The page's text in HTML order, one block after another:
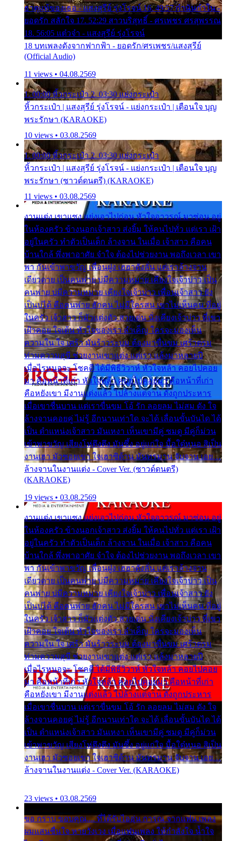
ธาตุแท้ของเธอ - แสงสุรีย์ รุ่งโรจน์ 16. 49:57 กำนันกำใน -
ยอดรัก สลักใจ 17. 52:29 สาวบริสุทธิ์ - ศรเพชร ศรสุพรรณ
18. 56:05 แต๋วจ๋า - แสงสุรีย์ รุ่งโรจน์
18 บทเพลงดังจากฟากฟ้า - ยอดรัก/ศรเพชร/แสงสุรีย์
(Official Audio)
11 views • 04.08.2569
1. 00:00 หิ้วกระเป๋า 2. 03:30 แย่งกระเป๋า
หิ้วกระเป๋า | แสงสุรีย์ รุ่งโรจน์ - แย่งกระเป๋า | เตือนใจ บุญ
พระรักษา (KARAOKE)
10 views • 03.08.2569
1. 00:00 หิ้วกระเป๋า 2. 03:30 แย่งกระเป๋า
หิ้วกระเป๋า | แสงสุรีย์ รุ่งโรจน์ - แย่งกระเป๋า | เตือนใจ บุญ
พระรักษา (ซาวด์ดนตรี) (KARAOKE)
11 views • 03.08.2569
งานแต่ง เขาแซง แย่งเอาไปก่อน หัวใจอาวรณ์ มาซ่อน อยู่
ในห้องครัว ข้างนอกเจ้าสาว ส่งยิ้ม ให้คนไปทั่ว แต่เรา เฝ้า
อยู่ในครัว ทำตัวเป็นเด็ก ล้างจาน ในเมื่อ เจ้าสาว คือคน
บ้านใกล้ พึ่งพาอาศัย จำใจ ต้องไปช่วยงาน พอถึงเวลา เขา
พา กันเข้าพาขวัญ เพื่อนฝูง เฮฮาดังลั่น แต่เราล้างจาน
เดียวดาย เป็นคนพ่าย บ่มีความหมาย เคียงใจเจ้าบ่าว เป็น
คนพ่าย บ่มีความหมาย เคียงใจเจ้าบ่าว เพื่อนเจ้าสาว ยัง
เป็นบ่ได้ คือคนพ่าย ฮักคน ไม่มีใครสน เขาไม่เห็นคน ที่อยู่
ในครัว เจ้าสาว ก็มัวแต่งตัว สวยเด่น นั่งเคียงเจ้าบ่าว ที่เขา
เฝ้าคอย ใจเต้น หัวใจของเรา ลำเค็ญ ใครจะมองเห็น
ความใน ใจ เศร้า มันร้าวระบม ต้องมาขื่นขม เศร้าตรม
ท่ามความสุขี ช่วยงานเขาแต่ง แต่เรา แล้งมาหลายปี
เมื่อไรหนอจะ โชคดี ได้มีพิธีวิวาห์ หัวใจหล้า คอยไปคอย
มา คือหน้าที่เก่า หัวใจหล้า คอยไปคอยมา คือหน้าที่เก่า
คือหยังเขา มีงานแต่งแล้ว ไปล้างแต่จาน ดั่งถูกประหาร
เมื่อเขาชื่นบาน แต่เราขื่นขม โอ้ รัก ลอยลม ไม่สม ดัง ใจ
ล้างจานคอยคู่ ไม่รู้ อีกนานเท่าใด จะได้ เลื่อนขั้นบันได ได้
เป็น ตำแหน่งเจ้าสาว มันเหงา เห็นเขามีคู่ ซมดู มีคู่ก็ม่วน
เข้าพาขวัญ เสียงโห่ตึงตึง มันซึ้ง อยู่แก่ใจ มื้อใด๋หนอ สิเป็น
งานเฮา มัวซอยเขา ใจเฮาซิด้าน มันทรมาน จับจาน เอย…
ล้างจานในงานแต่ง - Cover Ver. (ซาวด์ดนตรี)
(KARAOKE)
19 views • 03.08.2569
งานแต่ง เขาแซง แย่งเอาไปก่อน หัวใจอาวรณ์ มาซ่อน อยู่
ในห้องครัว ข้างนอกเจ้าสาว ส่งยิ้ม ให้คนไปทั่ว แต่เรา เฝ้า
อยู่ในครัว ทำตัวเป็นเด็ก ล้างจาน ในเมื่อ เจ้าสาว คือคน
บ้านใกล้ พึ่งพาอาศัย จำใจ ต้องไปช่วยงาน พอถึงเวลา เขา
พา กันเข้าพาขวัญ เพื่อนฝูง เฮฮาดังลั่น แต่เราล้างจาน
เดียวดาย เป็นคนพ่าย บ่มีความหมาย เคียงใจเจ้าบ่าว เป็น
คนพ่าย บ่มีความหมาย เคียงใจเจ้าบ่าว เพื่อนเจ้าสาว ยัง
เป็นบ่ได้ คือคนพ่าย ฮักคน ไม่มีใครสน เขาไม่เห็นคน ที่อยู่
ในครัว เจ้าสาว ก็มัวแต่งตัว สวยเด่น นั่งเคียงเจ้าบ่าว ที่เขา
เฝ้าคอย ใจเต้น หัวใจของเรา ลำเค็ญ ใครจะมองเห็น
ความใน ใจ เศร้า มันร้าวระบม ต้องมาขื่นขม เศร้าตรม
ท่ามความสุขี ช่วยงานเขาแต่ง แต่เรา แล้งมาหลายปี
เมื่อไรหนอจะ โชคดี ได้มีพิธีวิวาห์ หัวใจหล้า คอยไปคอย
มา คือหน้าที่เก่า หัวใจหล้า คอยไปคอยมา คือหน้าที่เก่า
คือหยังเขา มีงานแต่งแล้ว ไปล้างแต่จาน ดั่งถูกประหาร
เมื่อเขาชื่นบาน แต่เราขื่นขม โอ้ รัก ลอยลม ไม่สม ดัง ใจ
ล้างจานคอยคู่ ไม่รู้ อีกนานเท่าใด จะได้ เลื่อนขั้นบันได ได้
เป็น ตำแหน่งเจ้าสาว มันเหงา เห็นเขามีคู่ ซมดู มีคู่ก็ม่วน
เข้าพาขวัญ เสียงโห่ตึงตึง มันซึ้ง อยู่แก่ใจ มื้อใด๋หนอ สิเป็น
งานเฮา มัวซอยเขา ใจเฮาซิด้าน มันทรมาน จับจาน เอย…
ล้างจานในงานแต่ง - Cover Ver. (KARAOKE)
23 views • 03.08.2569
ขอ กราบ ขอบคุณ.... ที่ได้รับไออุ่น การุณ จากแฟน เพลง
ผมแสนชื่นใจ หายวังเวง เมื่อแฟนเพลง ให้กำลังใจ น้ำใจ